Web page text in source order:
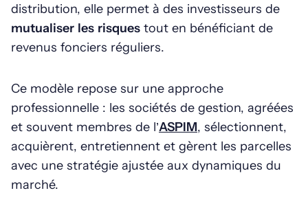
distribution, elle permet à des investisseurs de
mutualiser les risques tout en bénéficiant de
revenus fonciers réguliers.
Ce modèle repose sur une approche
professionnelle : les sociétés de gestion, agréées
et souvent membres de l’ASPIM, sélectionnent,
acquièrent, entretiennent et gèrent les parcelles
avec une stratégie ajustée aux dynamiques du
marché.